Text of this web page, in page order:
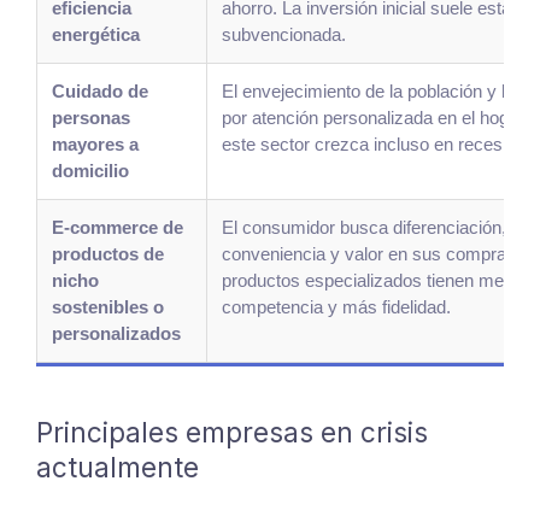
eficiencia
energética
ahorro. La inversión inicial suele estar
subvencionada.
Cuidado de
personas
mayores a
domicilio
El envejecimiento de la población y la
por atención personalizada en el hogar
este sector crezca incluso en
E-commerce de
productos de
nicho
sostenibles o
personalizados
El consumidor busca diferenciación,
conveniencia y valor en sus compras.
productos especializados tienen menos
competencia y más fidelidad.
Principales empresas en crisis
actualmente